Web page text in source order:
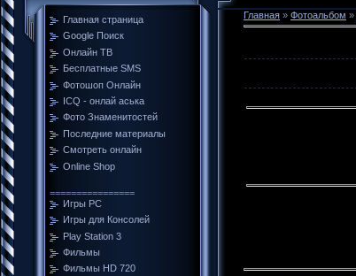
Главная страница
Google Поиск
Онлайн ТВ
Бесплатные SMS
Фотошоп Онлайн
ICQ - онлай аська
Фото Знаменитостей
Последние материалы
Смотреть онлайн
Online Shop
================
Игры PC
Игры для Консолей
Play Station 3
Фильмы
Фильмы HD 720
Главная » Фотоальбом »